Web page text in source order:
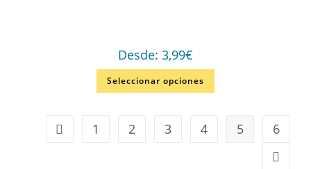
Desde: 3,99€
Seleccionar opciones
1 2 3 4 5 6